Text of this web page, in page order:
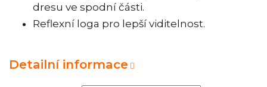
dresu ve spodní části.
Reflexní loga pro lepší viditelnost.
Detailní informace